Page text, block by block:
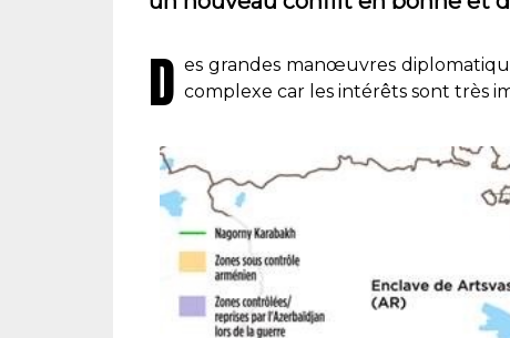
D es grandes manœuvres
complexe car les intérêts sont très